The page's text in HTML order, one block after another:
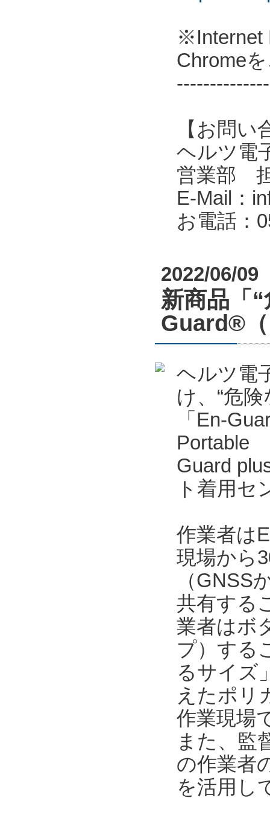
※Internet
Chrome
【お問い
ヘルツ電
営業部
E-Mail：
お電話：
2022/06/09
新商品「
Guard®
ヘルツ電
け、“危
「En-
Portable
Guard
ト着用
作業者は
現場から
（GNSS
共有する
業者はボ
プ）する
るサイズ
えたポリ
作業現場
また、監
の作業者
を活用し